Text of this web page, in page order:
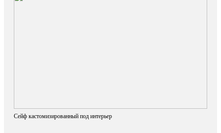
Сейф кастомизированный под интерьер